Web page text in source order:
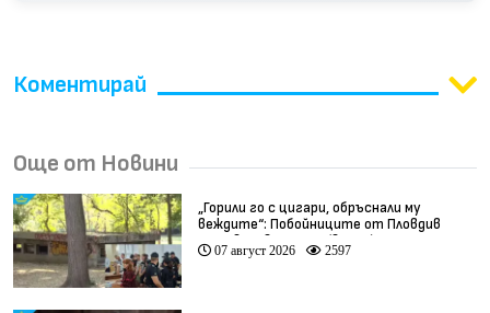
Коментирай
Още от Новини
„Горили го с цигари, обръснали му
веждите“: Побойниците от Пловдив
остават в ареста (видео)
07 август 2026 2597